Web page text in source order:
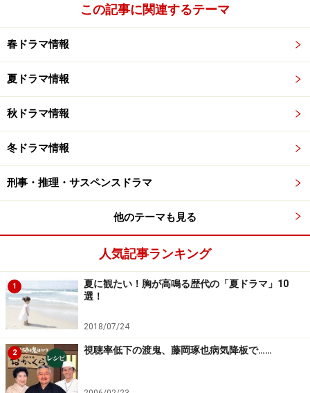
この記事に関連するテーマ
春ドラマ情報
夏ドラマ情報
秋ドラマ情報
冬ドラマ情報
刑事・推理・サスペンスドラマ
他のテーマも見る
人気記事ランキング
1
夏に観たい！胸が高鳴る歴代の「夏ドラマ」10
選！
2018/07/24
2 視聴率低下の渡鬼、藤岡琢也病気降板で……